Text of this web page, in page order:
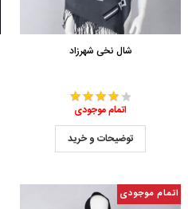
شال نخی شهرزاد
اتمام موجودی
توضیحات و خرید
اتمام موجودی